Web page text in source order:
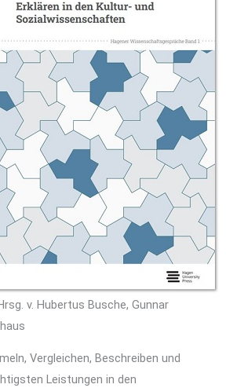
v. Hubertus Busche, Gunnar
Vergleichen, Beschreiben und
Leistungen in den